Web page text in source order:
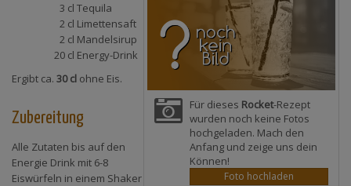
Für dieses Rocket-Rezept
wurden noch keine Fotos
hochgeladen. Mach den
Anfang und zeige uns dein
Können!
Foto hochladen
3 cl Tequila
2 cl Limettensaft
2 cl Mandelsirup
20 cl Energy-Drink
Ergibt ca. 30 cl ohne Eis.
Zubereitung
Alle Zutaten bis auf den
Energie Drink mit 6-8
Eiswürfeln in einem Shaker